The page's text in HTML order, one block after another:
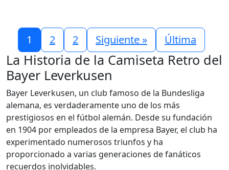
1 2 2 Siguiente » Última
La Historia de la Camiseta Retro del
Bayer Leverkusen
Bayer Leverkusen, un club famoso de la Bundesliga
alemana, es verdaderamente uno de los más
prestigiosos en el fútbol alemán. Desde su fundación
en 1904 por empleados de la empresa Bayer, el club ha
experimentado numerosos triunfos y ha
proporcionado a varias generaciones de fanáticos
recuerdos inolvidables.